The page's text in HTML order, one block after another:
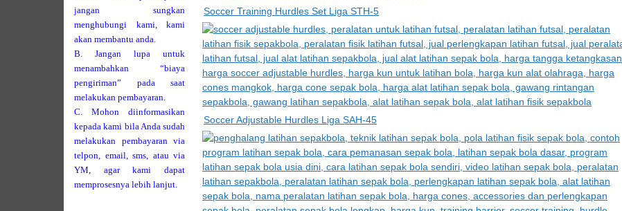
Soccer Training Hurdles Set Liga STH-5
Soccer Adjustable Hurdles Liga SAH-45
jangan sungkan
menghubungi kami, kami
akan membantu anda.
B. Jangan lupa untuk
menambahkan “biaya
pengiriman” pada saat
melakukan pembayaran.
C. Mohon diinformasikan
kepada kami bila Anda sudah
melakukan pembayaran via
telpon, email, sms, atau via
YM, agar kami dapat
memprosesnya lebih lanjut.